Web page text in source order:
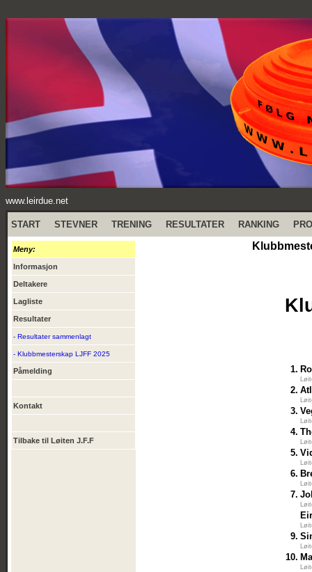
www.leirdue.net
START STEVNER TRENING RESULTATER RANKING
Meny:
Informasjon
Deltakere
Lagliste
Resultater
- Resultater sammenlagt
- Klubbmesterskap LJFF 2025
Påmelding
Kontakt
Tilbake til Løiten J.F.F
1.
2.
3.
4.
5.
6.
7.
9.
10.